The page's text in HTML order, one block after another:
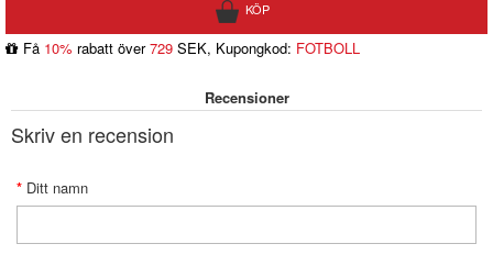
Få 10% rabatt över729 SEK, Kupongkod: FOTBOLL
Recensioner
Skriv en recension
Ditt namn